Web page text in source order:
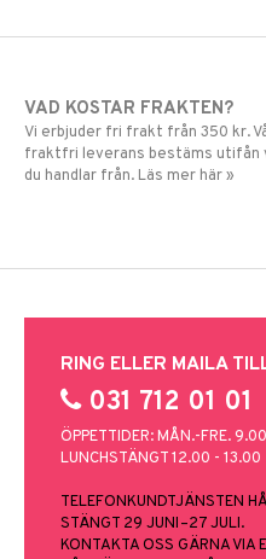
VAD KOSTAR FRAKTEN?
Vi erbjuder fri frakt från 350 kr.
fraktfri leverans bestäms utifån
du handlar från. Läs mer här »
RING ELLER MAILA
031 712 01 01
ÖPPETTIDER: MÅN.-FRE.
LUNCHSTÄNGT 12.00 - 13.00
TELEFONKUNDTJÄNSTEN
STÄNGT 29 JUNI–27 JULI.
KONTAKTA OSS GÄRNA VIA